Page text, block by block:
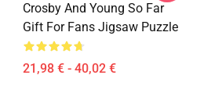
Crosby And Young So Far
Gift For Fans Jigsaw Puzzle
21,98 € - 40,02 €